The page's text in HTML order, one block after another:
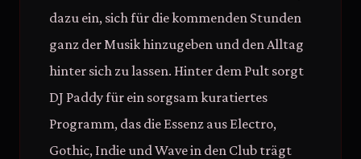
dazu ein, sich für die kommenden Stunden
ganz der Musik hinzugeben und den Alltag
hinter sich zu lassen. Hinter dem Pult sorgt
DJ Paddy für ein sorgsam kuratiertes
Programm, das die Essenz aus Electro,
Gothic, Indie und Wave in den Club trägt